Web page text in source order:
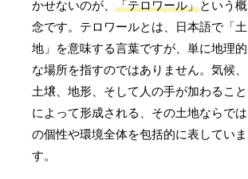
かせないのが、「テロワール」という概
念です。テロワールとは、日本語で「土
地」を意味する言葉ですが、単に地理的
な場所を指すのではありません。気候、
土壌、地形、そして人の手が加わること
によって形成される、その土地ならでは
の個性や環境全体を包括的に表していま
す。